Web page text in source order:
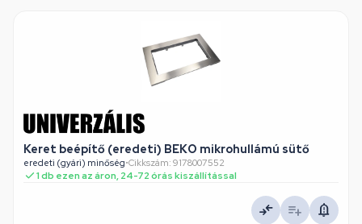
Keret beépítő (eredeti) BEKO mikrohullámú sütő
eredeti (gyári) minőség•Cikkszám: 9178007552
1 db ezen az áron, 24-72 órás kiszállítással